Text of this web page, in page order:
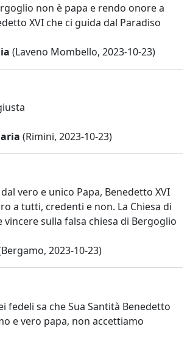
non è papa e rendo onore a
XVI che ci guida dal Paradiso
(Laveno Mombello, 2023-10-23)
(Rimini, 2023-10-23)
vero e unico Papa, Benedetto XVI
a tutti, credenti e non. La Chiesa di
vincere sulla falsa chiesa di Bergoglio
2023-10-23)
fedeli sa che Sua Santità Benedetto
e vero papa, non accettiamo